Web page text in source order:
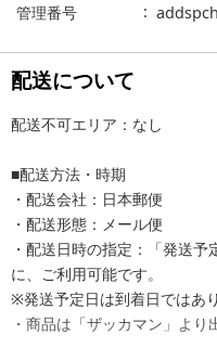
管理番号
配送について
配送不可エリア：なし
■配送方法・時期
・配送会社：日本郵便
・配送形態：メール便
・配送日時の指定：「発送
に、ご利用可能です。
※発送予定日は到着日ではあ
・商品は「ザッカマン」より